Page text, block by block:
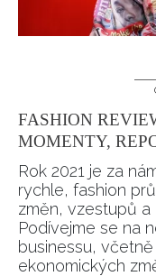
FASHION
MOMENTY,
Rok 2021 je za
rychle, fashion
změn, vzestupů a
Podívejme se na
businessu,
ekonomických